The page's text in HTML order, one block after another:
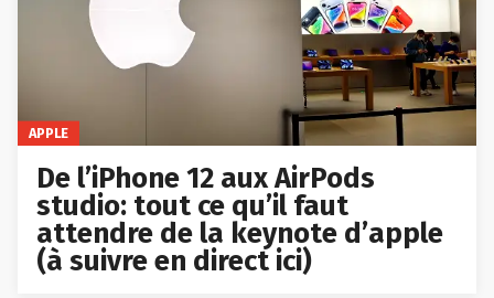
APPLE
De l’iPhone 12 aux AirPods
studio: tout ce qu’il faut
attendre de la keynote d’apple
(à suivre en direct ici)